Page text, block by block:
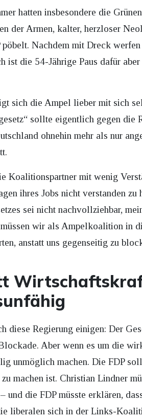
hatten insbesondere die
der Armen, kalter, herzloser
Nachdem mit Dreck
ist die 54-Jährige Paus dafür
sich die Ampel lieber mit sich
sollte eigentlich gegen die
ohnehin mehr als nur
Koalitionspartner mit wenig
ihres Jobs nicht verstanden
sei nicht nachvollziehbar,
wir als Ampelkoalition in
anstatt uns gegenseitig zu
diese Regierung einigen: Der
Aber wenn es um die
unmöglich machen. Die FDP
machen ist. Christian Lindner
und die FDP müsste erklären,
liberalen sich in der Links-